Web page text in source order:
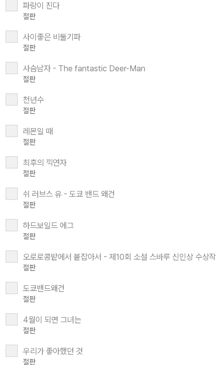
파랑이 진다
절판
사이좋은 비둘기파
절판
사슴남자 - The fantastic Deer-Man
절판
천년수
절판
레몬일 때
절판
최후의 끽연자
절판
쉬 러브스 유 - 도쿄 밴드 왜건
절판
하드보일드 에그
절판
오로로콩밭에서 붙잡아서 - 제10회 소설 스바루 신인상 수상작
절판
도쿄밴드왜건
절판
4월이 되면 그녀는
절판
우리가 좋아했던 것
절판